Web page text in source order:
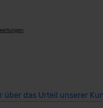
über das Urteil unserer